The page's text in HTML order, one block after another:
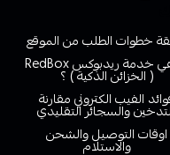
خطوات الطلب من الموقع
ما هي خدمة ريدبوكس RedBox
( الخزائن الذكية ) ؟
الفيب الكتروني مقارنة
والسجائر التقليدي
اوقات التوصيل والشحن
والاستلام